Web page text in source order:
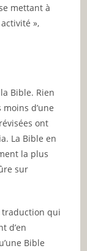
mettant à
»,
Bible. Rien
d’une
ont
La Bible en
la plus
sur
traduction qui
d’en
Bible